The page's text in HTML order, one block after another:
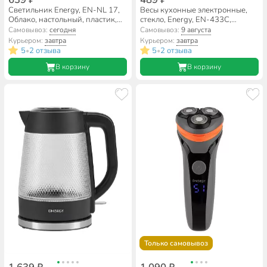
Светильник Energy, EN-NL 17,
Облако, настольный, пластик,
0.65 Вт, 4.5 В, неоновый,
104313
Самовывоз:сегодня
Курьером:завтра
5•2 отзыва
В корзину
Весы кухонные электронные,
стекло, Energy, EN-433С,
платформа, 10 г, до 10 кг, LCD-
дисплей, 110074
Самовывоз: 9 августа
Курьером: завтра
5•2 отзыва
В корзину
Только самовывоз